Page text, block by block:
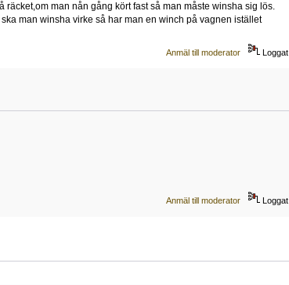
man nån gång kört fast så man måste winsha sig lös.
man winsha virke så har man en winch på vagnen istället
Anmäl till moderator Loggat
Anmäl till moderator Loggat